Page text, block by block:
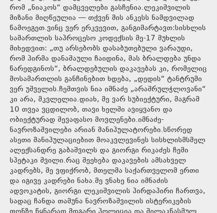
რომ „ნიაკოს“ დამცველები გასჩენია.ლეკიშვილის
მიზანი მიღწეულია — თქვენ მის ანკესს ნამდვილად
წამოეგეთ.ვინც ვერ ერკვევით, განგიმარტავთ:სისხლის
სამართლის საპროცესო კოდექსის მე-17 მუხლის
მიხედვით: „თუ არსებობს დასაბუთებული ვარაუდი,
რომ პირმა დანაშაული ჩაიდინა, მას ბრალდება უნდა
წარედგინოს“, ბრალდებულის დაკავებას კი, რომელიც
მოსამართლის განჩინებით ხდება, „დედის“ ტანტრუმი
ვერ უშველის.ჩემთვის ნია იმნაძე „არაშრულჭლოვანი“
კი არა, მკვლელია.დიახ, მე ვარ სუბიექტური, მაგრამ
10 თვეა ვცდილობ, თავი ხელში ავიყვანო და
ობიექტურად შევაფასო მოვლენები.იმნაძე-
ნავროზაშვილები არიან მანიპულატორები.სწორედ
ასეთი მანიპულაციებით მოაკვლევინეს სისხლისმსმელ
ალექსანდრე გაბაშვილს და გიორგი რიკაძეს ჩემი
სპეტაკი შვილი.რაც შეეხება დაკავების ამსახველ
კადრებს, მე ვფიქრობ, მთელმა საქართველომ ერთი
და იგივე კადრები ნახა.მე ვნახე ნია იმნაძის
ადვოკატის, გიორგი ლეკიშვილის პირდაპირი ჩართვა,
სადაც ჩანდა თამუნა ნავროზაშვილის ისტერიკების